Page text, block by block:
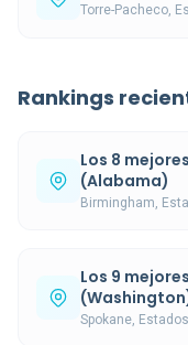
Torre-Pacheco,
Rankings
Los 8
(Alabama)
Birmingham,
Los 9
Spokane,